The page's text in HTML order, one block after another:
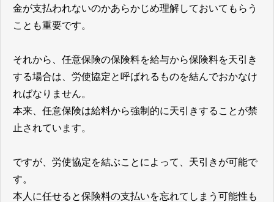
金が支払われないのかあらかじめ理解しておいてもらう
ことも重要です。
それから、任意保険の保険料を給与から保険料を天引き
する場合は、労使協定と呼ばれるものを結んでおかなけ
ればなりません。
本来、任意保険は給料から強制的に天引きすることが禁
止されています。
ですが、労使協定を結ぶことによって、天引きが可能で
す。
本人に任せると保険料の支払いを忘れてしまう可能性も